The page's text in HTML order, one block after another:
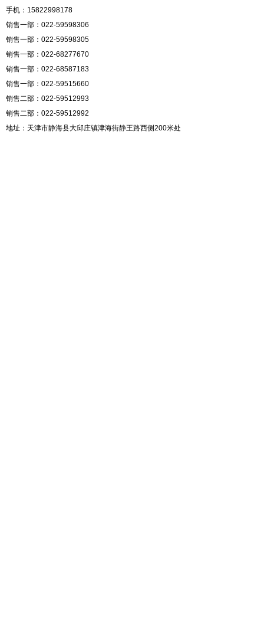
手机：15822998178
销售一部：022-59598306
销售一部：022-59598305
销售一部：022-68277670
销售一部：022-68587183
销售一部：022-59515660
销售二部：022-59512993
销售二部：022-59512992
地址：天津市静海县大邱庄镇津海街静王路西侧200米处